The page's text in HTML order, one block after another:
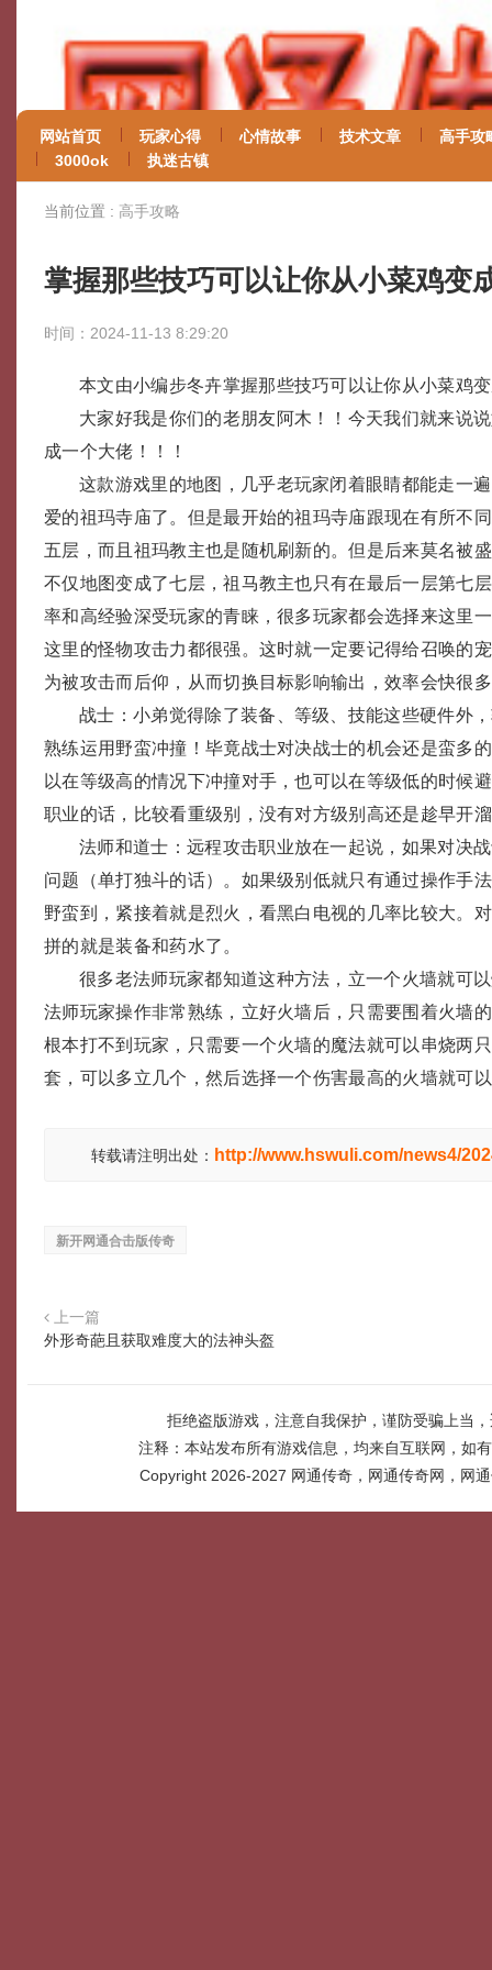
网站首页 玩家心得 心情故事 技术文章
高手攻
3000ok
执迷古镇
当前位置 : 高手攻略
掌握那些技巧可以让你从小菜鸡变
时间：2024-11-13 8:29:20
本文由小编步冬卉掌握那些技巧可以让你从小菜鸡
大家好我是你们的老朋友阿木！！今天我们就来说
成一个大佬！！！
这款游戏里的地图，几乎老玩家闭着眼睛都能走一
爱的祖玛寺庙了。但是最开始的祖玛寺庙跟现在有所不
五层，而且祖玛教主也是随机刷新的。但是后来莫名被
不仅地图变成了七层，祖马教主也只有在最后一层第七
率和高经验深受玩家的青睐，很多玩家都会选择来这里
这里的怪物攻击力都很强。这时就一定要记得给召唤的
为被攻击而后仰，从而切换目标影响输出，效率会快很
战士：小弟觉得除了装备、等级、技能这些硬件外
熟练运用野蛮冲撞！毕竟战士对决战士的机会还是蛮多
以在等级高的情况下冲撞对手，也可以在等级低的时候
职业的话，比较看重级别，没有对方级别高还是趁早开
法师和道士：远程攻击职业放在一起说，如果对决
问题（单打独斗的话）。如果级别低就只有通过操作手
野蛮到，紧接着就是烈火，看黑白电视的几率比较大。
拼的就是装备和药水了。
很多老法师玩家都知道这种方法，立一个火墙就可
法师玩家操作非常熟练，立好火墙后，只需要围着火墙
根本打不到玩家，只需要一个火墙的魔法就可以串烧两
套，可以多立几个，然后选择一个伤害最高的火墙就可
转载请注明出处： http://www.hswuli.com/news4/
新开网通合击版传奇
上一篇
外形奇葩且获取难度大的法神头盔
拒绝盗版游戏，注意自我保护，谨防受骗上当
注释：本站发布所有游戏信息，均来自互联网，如
Copyright 2026-2027 网通传奇，网通传奇网，网